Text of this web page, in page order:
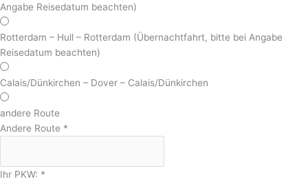
Angabe Reisedatum beachten)
Rotterdam – Hull – Rotterdam (Übernachtfahrt, bitte bei Angabe
Reisedatum beachten)
Calais/Dünkirchen – Dover – Calais/Dünkirchen
andere Route
Andere Route *
Ihr PKW: *